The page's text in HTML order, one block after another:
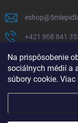
Na prispôsobenie
sociálnych médií a
súbory cookie.
eshop@
+421 908 841
+421 907 164
5Mlepidla